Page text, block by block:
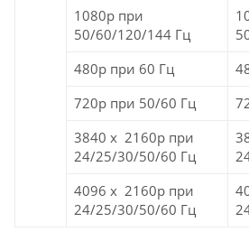
1080p при
50/60/120/144 Гц
480p при 60 Гц
720p при 50/60 Гц
3840 x 2160p при
24/25/30/50/60 Гц
4096 x 2160p при
24/25/30/50/60 Гц